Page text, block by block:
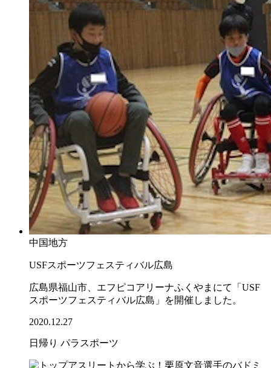
中国地方
USFスポーツフェスティバル広島
広島県福山市、エフピコアリーナふくやまにて「USF
スポーツフェスティバル広島」を開催しました。
2020.12.27
日帰り パラスポーツ